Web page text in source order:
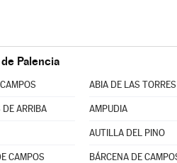
Palencia
ABIA DE LAS TORRES
DE ARRIBA AMPUDIA
AUTILLA DEL PINO
CAMPOS BÁRCENA DE